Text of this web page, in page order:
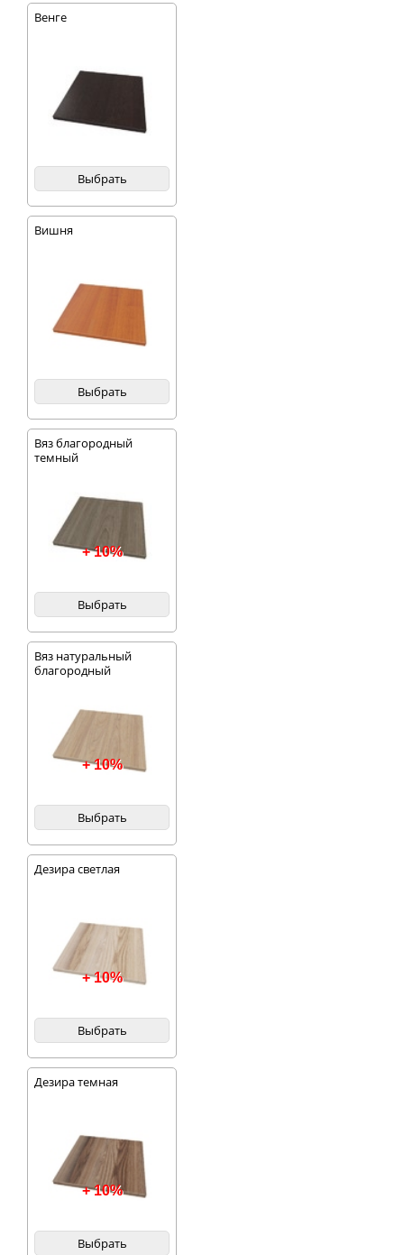
Венге
Выбрать
Вишня
Выбрать
Вяз благородный
темный
+ 10%
Выбрать
Вяз натуральный
благородный
+ 10%
Выбрать
Дезира светлая
+ 10%
Выбрать
Дезира темная
+ 10%
Выбрать